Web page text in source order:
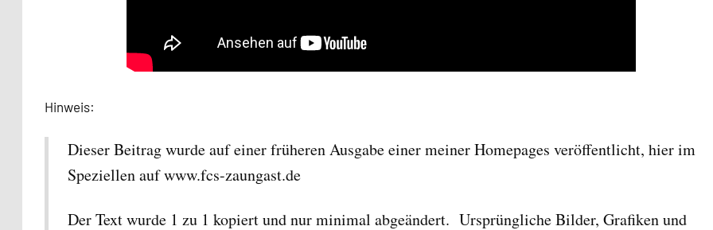
Hinweis:
Dieser Beitrag wurde auf einer früheren Ausgabe einer meiner Homepages veröffentlicht, hier im
Speziellen auf www.fcs-zaungast.de
Der Text wurde 1 zu 1 kopiert und nur minimal abgeändert. Ursprüngliche Bilder, Grafiken und